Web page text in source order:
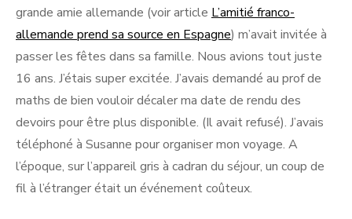
grande amie allemande (voir article L’amitié franco-
allemande prend sa source en Espagne) m’avait invitée à
passer les fêtes dans sa famille. Nous avions tout juste
16 ans. J’étais super excitée. J’avais demandé au prof de
maths de bien vouloir décaler ma date de rendu des
devoirs pour être plus disponible. (Il avait refusé). J’avais
téléphoné à Susanne pour organiser mon voyage. A
l’époque, sur l’appareil gris à cadran du séjour, un coup de
fil à l’étranger était un événement coûteux.